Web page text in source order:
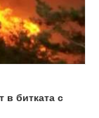
битката с